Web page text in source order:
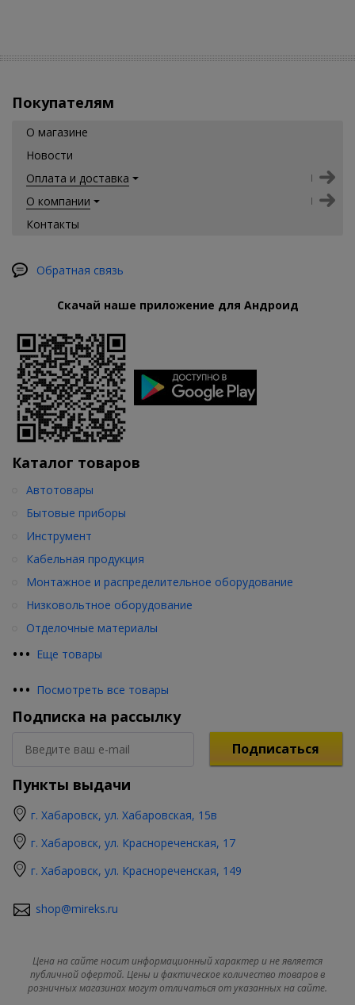
Покупателям
О магазине
Новости
Оплата и доставка
О компании
Контакты
Обратная связь
Скачай наше приложение для Андроид
Каталог товаров
••• Еще товары
Автотовары
Бытовые приборы
Инструмент
Кабельная продукция
Монтажное и распределительное оборудование
Низковольтное оборудование
Отделочные материалы
••• Посмотреть все товары
Подписка на рассылку
Подписаться
Пункты выдачи
г. Хабаровск, ул. Хабаровская, 15в
г. Хабаровск, ул. Краснореченская, 17
г. Хабаровск, ул. Краснореченская, 149
shop@mireks.ru
Цена на сайте носит информационный характер и не является
публичной офертой. Цены и фактическое количество товаров в
розничных магазинах могут отличаться от указанных на сайте.